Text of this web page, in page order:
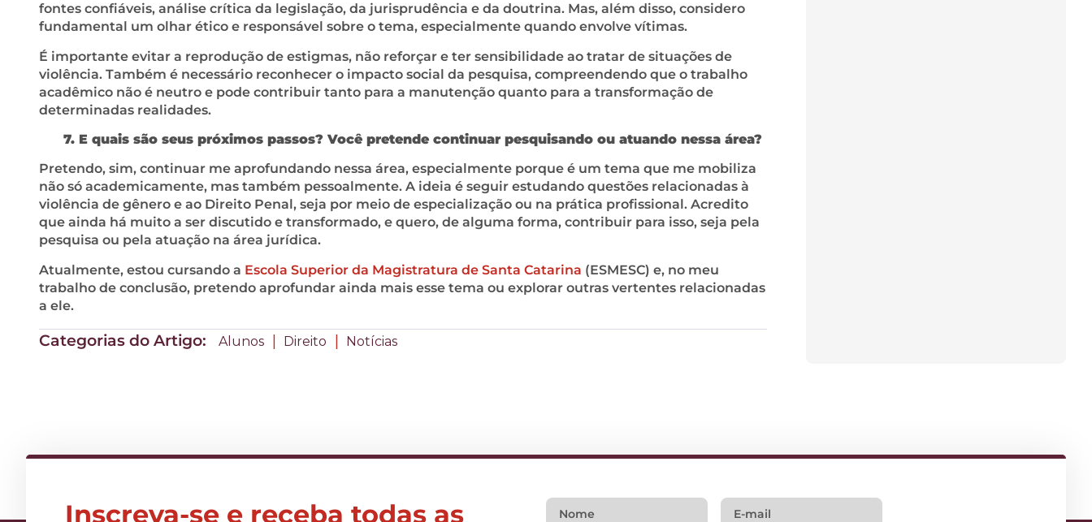
fontes confiáveis, análise crítica da legislação, da jurisprudência e da doutrina. Mas, além disso, considero
fundamental um olhar ético e responsável sobre o tema, especialmente quando envolve vítimas.
É importante evitar a reprodução de estigmas, não reforçar e ter sensibilidade ao tratar de situações de
violência. Também é necessário reconhecer o impacto social da pesquisa, compreendendo que o trabalho
acadêmico não é neutro e pode contribuir tanto para a manutenção quanto para a transformação de
determinadas realidades.
7. E quais são seus próximos passos? Você pretende continuar pesquisando ou atuando nessa área?
Pretendo, sim, continuar me aprofundando nessa área, especialmente porque é um tema que me mobiliza
não só academicamente, mas também pessoalmente. A ideia é seguir estudando questões relacionadas à
violência de gênero e ao Direito Penal, seja por meio de especialização ou na prática profissional. Acredito
que ainda há muito a ser discutido e transformado, e quero, de alguma forma, contribuir para isso, seja pela
pesquisa ou pela atuação na área jurídica.
Atualmente, estou cursando a Escola Superior da Magistratura de Santa Catarina (ESMESC) e, no meu
trabalho de conclusão, pretendo aprofundar ainda mais esse tema ou explorar outras vertentes relacionadas
a ele.
Categorias do Artigo: Alunos | Direito | Notícias
Inscreva-se e receba todas as